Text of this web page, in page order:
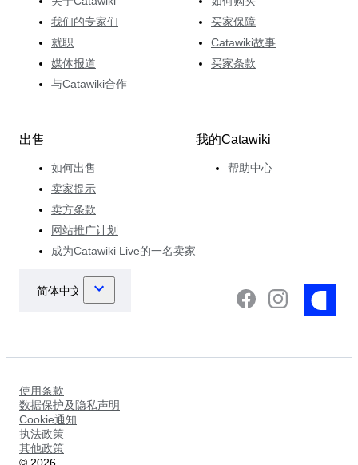
我们的专家们
就职
媒体报道
与Catawiki合作
买家保障
Catawiki故事
买家条款
出售
如何出售
卖家提示
卖方条款
网站推广计划
成为Catawiki Live的一名卖家
我的Catawiki
帮助中心
使用条款
数据保护及隐私声明
Cookie通知
执法政策
其他政策